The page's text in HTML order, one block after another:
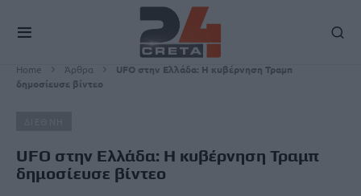
Home Άρθρα
UFO στην Ελλάδα: Η κυβέρνηση Τραμπ
δημοσίευσε βίντεο
UFO στην Ελλάδα: Η κυβέρνηση Τραμπ
δημοσίευσε βίντεο